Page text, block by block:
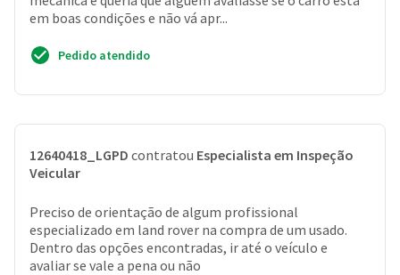
em boas condições e não vá apr...
Pedido atendido
12640418_LGPD contratou Especialista em Inspeção
Veicular
Preciso de orientação de algum profissional
especializado em land rover na compra de um usado.
Dentro das opções encontradas, ir até o veículo e
avaliar se vale a pena ou não